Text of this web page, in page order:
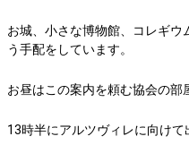
お城、小さな博物館、コレギウ
う手配をしています。
お昼はこの案内を頼む協会の部
13時半にアルツヴィレに向けて